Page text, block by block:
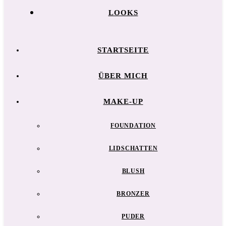
LOOKS
STARTSEITE
ÜBER MICH
MAKE-UP
FOUNDATION
LIDSCHATTEN
BLUSH
BRONZER
PUDER